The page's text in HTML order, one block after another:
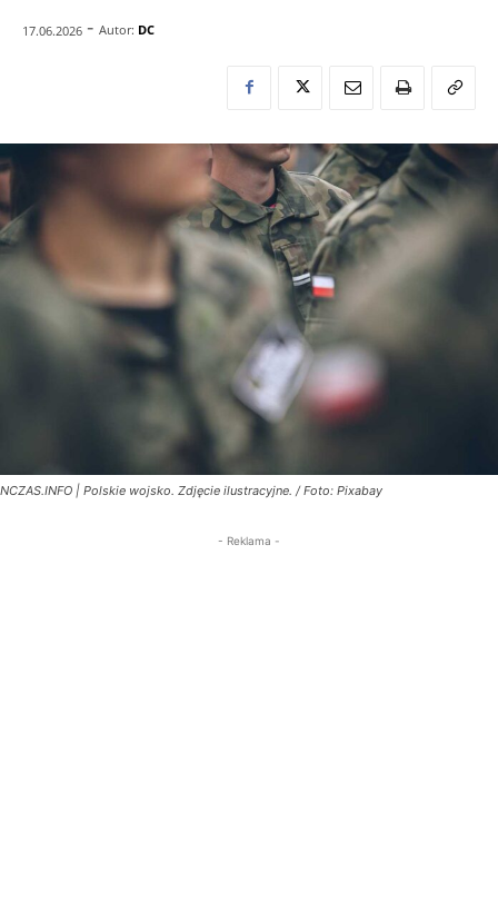
17.06.2026 - Autor: DC
NCZAS.INFO | Polskie wojsko. Zdjęcie ilustracyjne. / Foto: Pixabay
- Reklama -